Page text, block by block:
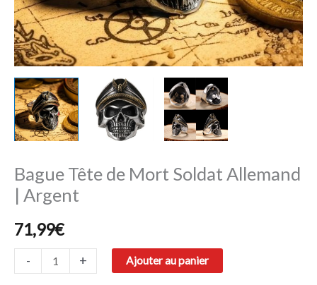
Bague Tête de Mort Soldat Allemand
| Argent
71,99€
- + Ajouter au panier